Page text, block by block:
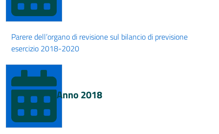
Parere dell’organo di revisione sul bilancio di previsione
esercizio 2018-2020
Anno 2018